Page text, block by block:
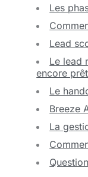
Les
Lead
Le lead
encore
Le
Breeze
La